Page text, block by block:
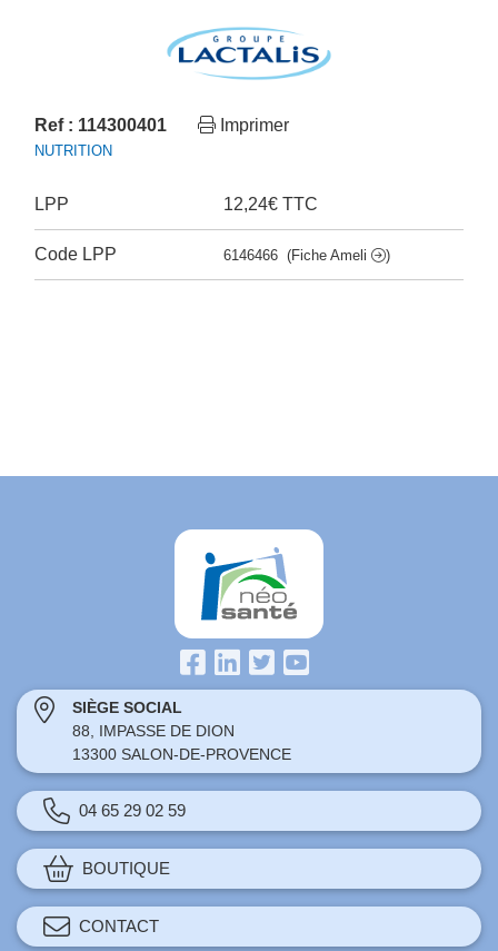
Ref : 114300401 Imprimer
NUTRITION
LPP 12,24€ TTC
Code LPP 6146466 (Fiche Ameli )
SIÈGE SOCIAL
88, IMPASSE DE DION
13300 SALON-DE-PROVENCE
04 65 29 02 59
BOUTIQUE
CONTACT